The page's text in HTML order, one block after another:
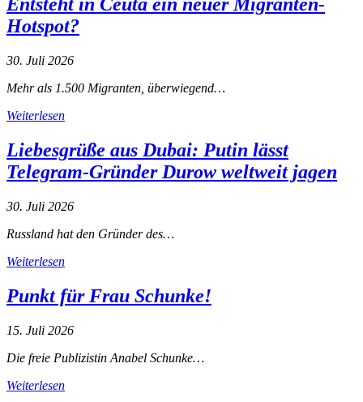
Entsteht in Ceuta ein neuer Migranten-
Hotspot?
30. Juli 2026
Mehr als 1.500 Migranten, überwiegend…
Weiterlesen
Liebesgrüße aus Dubai: Putin lässt
Telegram-Gründer Durow weltweit jagen
30. Juli 2026
Russland hat den Gründer des…
Weiterlesen
Punkt für Frau Schunke!
15. Juli 2026
Die freie Publizistin Anabel Schunke…
Weiterlesen